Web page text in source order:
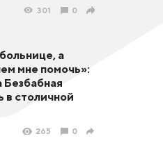
301 0
а
мне помочь»:
Безбабная
в столичной
265 0